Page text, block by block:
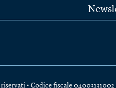
• Codice fiscale